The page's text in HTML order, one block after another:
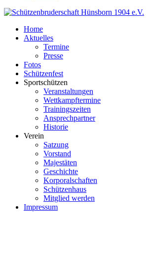
Home
Aktuelles
Termine
Presse
Fotos
Schützenfest
Sportschützen
Veranstaltungen
Wettkampftermine
Trainingszeiten
Ansprechpartner
Historie
Verein
Satzung
Vorstand
Majestäten
Geschichte
Korporalschaften
Schützenhaus
Mitglied werden
Impressum